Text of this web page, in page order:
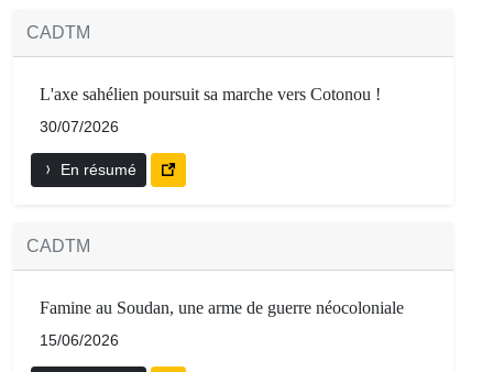
CADTM
L'axe sahélien poursuit sa marche vers Cotonou !
30/07/2026
En résumé
CADTM
Famine au Soudan, une arme de guerre néocoloniale
15/06/2026